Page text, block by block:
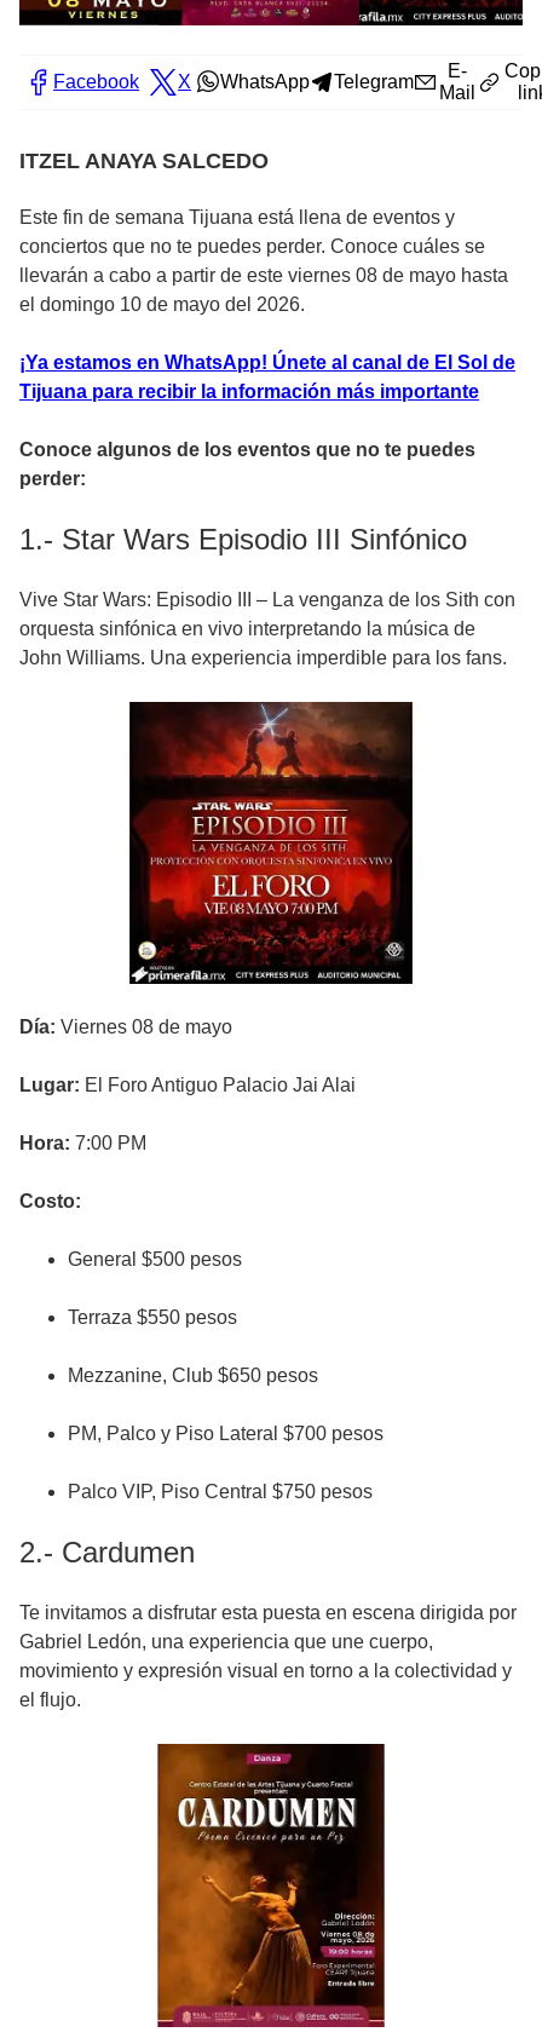
Facebook X WhatsApp Telegram
E-
Mail
ITZEL ANAYA SALCEDO
Este fin de semana Tijuana está llena de eventos y
conciertos que no te puedes perder. Conoce cuáles se
llevarán a cabo a partir de este viernes 08 de mayo hasta
el domingo 10 de mayo del 2026.
¡Ya estamos en WhatsApp! Únete al canal de El Sol de
Tijuana para recibir la información más importante
Conoce algunos de los eventos que no te puedes
perder:
1.- Star Wars Episodio III Sinfónico
Vive Star Wars: Episodio III – La venganza de los Sith con
orquesta sinfónica en vivo interpretando la música de
John Williams. Una experiencia imperdible para los fans.
Día: Viernes 08 de mayo
Lugar: El Foro Antiguo Palacio Jai Alai
Hora: 7:00 PM
Costo:
General $500 pesos
Terraza $550 pesos
Mezzanine, Club $650 pesos
PM, Palco y Piso Lateral $700 pesos
Palco VIP, Piso Central $750 pesos
2.- Cardumen
Te invitamos a disfrutar esta puesta en escena dirigida por
Gabriel Ledón, una experiencia que une cuerpo,
movimiento y expresión visual en torno a la colectividad y
el flujo.